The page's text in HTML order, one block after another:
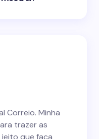
Correio. Minha
trazer as
que faça